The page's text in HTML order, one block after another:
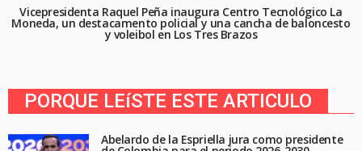
Vicepresidenta Raquel Peña inaugura Centro Tecnológico La
Moneda, un destacamento policial y una cancha de baloncesto
y voleibol en Los Tres Brazos
PORQUE LEíSTE ESTE ARTICULO
Abelardo de la Espriella jura como presidente